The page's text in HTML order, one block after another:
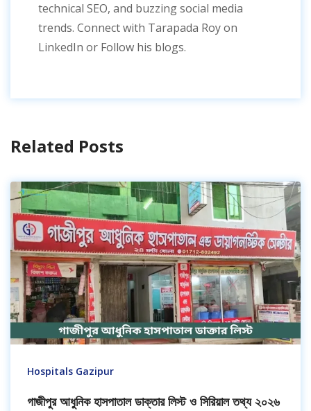
technical SEO, and buzzing social media
trends. Connect with Tarapada Roy on
LinkedIn or Follow his blogs.
Related Posts
Hospitals Gazipur
গাজীপুর আধুনিক হাসপাতাল ডাক্তার লিস্ট ও সিরিয়াল তথ্য ২০২৬